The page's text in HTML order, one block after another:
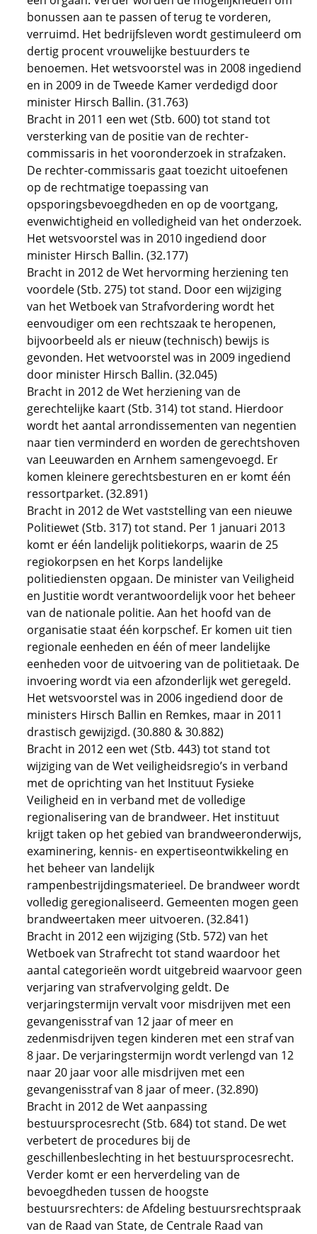
bonussen aan te passen of terug te vorderen,
verruimd. Het bedrijfsleven wordt gestimuleerd om
dertig procent vrouwelijke bestuurders te
benoemen. Het wetsvoorstel was in 2008 ingediend
en in 2009 in de Tweede Kamer verdedigd door
minister Hirsch Ballin. (31.763)
Bracht in 2011 een wet (Stb. 600) tot stand tot
versterking van de positie van de rechter-
commissaris in het vooronderzoek in strafzaken.
De rechter-commissaris gaat toezicht uitoefenen
op de rechtmatige toepassing van
opsporingsbevoegdheden en op de voortgang,
evenwichtigheid en volledigheid van het onderzoek.
Het wetsvoorstel was in 2010 ingediend door
minister Hirsch Ballin. (32.177)
Bracht in 2012 de Wet hervorming herziening ten
voordele (Stb. 275) tot stand. Door een wijziging
van het Wetboek van Strafvordering wordt het
eenvoudiger om een rechtszaak te heropenen,
bijvoorbeeld als er nieuw (technisch) bewijs is
gevonden. Het wetvoorstel was in 2009 ingediend
door minister Hirsch Ballin. (32.045)
Bracht in 2012 de Wet herziening van de
gerechtelijke kaart (Stb. 314) tot stand. Hierdoor
wordt het aantal arrondissementen van negentien
naar tien verminderd en worden de gerechtshoven
van Leeuwarden en Arnhem samengevoegd. Er
komen kleinere gerechtsbesturen en er komt één
ressortparket. (32.891)
Bracht in 2012 de Wet vaststelling van een nieuwe
Politiewet (Stb. 317) tot stand. Per 1 januari 2013
komt er één landelijk politiekorps, waarin de 25
regiokorpsen en het Korps landelijke
politiediensten opgaan. De minister van Veiligheid
en Justitie wordt verantwoordelijk voor het beheer
van de nationale politie. Aan het hoofd van de
organisatie staat één korpschef. Er komen uit tien
regionale eenheden en één of meer landelijke
eenheden voor de uitvoering van de politietaak. De
invoering wordt via een afzonderlijk wet geregeld.
Het wetsvoorstel was in 2006 ingediend door de
ministers Hirsch Ballin en Remkes, maar in 2011
drastisch gewijzigd. (30.880 & 30.882)
Bracht in 2012 een wet (Stb. 443) tot stand tot
wijziging van de Wet veiligheidsregio’s in verband
met de oprichting van het Instituut Fysieke
Veiligheid en in verband met de volledige
regionalisering van de brandweer. Het instituut
krijgt taken op het gebied van brandweeronderwijs,
examinering, kennis- en expertiseontwikkeling en
het beheer van landelijk
rampenbestrijdingsmaterieel. De brandweer wordt
volledig geregionaliseerd. Gemeenten mogen geen
brandweertaken meer uitvoeren. (32.841)
Bracht in 2012 een wijziging (Stb. 572) van het
Wetboek van Strafrecht tot stand waardoor het
aantal categorieën wordt uitgebreid waarvoor geen
verjaring van strafvervolging geldt. De
verjaringstermijn vervalt voor misdrijven met een
gevangenisstraf van 12 jaar of meer en
zedenmisdrijven tegen kinderen met een straf van
8 jaar. De verjaringstermijn wordt verlengd van 12
naar 20 jaar voor alle misdrijven met een
gevangenisstraf van 8 jaar of meer. (32.890)
Bracht in 2012 de Wet aanpassing
bestuursprocesrecht (Stb. 684) tot stand. De wet
verbetert de procedures bij de
geschillenbeslechting in het bestuursprocesrecht.
Verder komt er een herverdeling van de
bevoegdheden tussen de hoogste
bestuursrechters: de Afdeling bestuursrechtspraak
van de Raad van State, de Centrale Raad van